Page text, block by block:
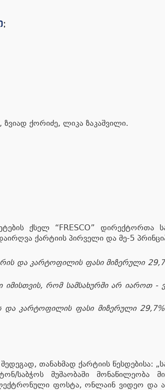
;
ზვიად ქორიძე, ლიკა ზაკაშვილი.
ქსელ “FRESCO” დირექტორთა
ქარტიის პირველი და მე-5
და კარტოფილის ფასი მიზერული
იმისთვის, რომ სამსახურში არ იაროთ -
და კარტოფილის ფასი მიზერული
თანახმად ქარტიის წესდებისა:
საბჭოს მუშაობაში მონაწილეობა
ფოსტა, ონლაინ ვიდეო და